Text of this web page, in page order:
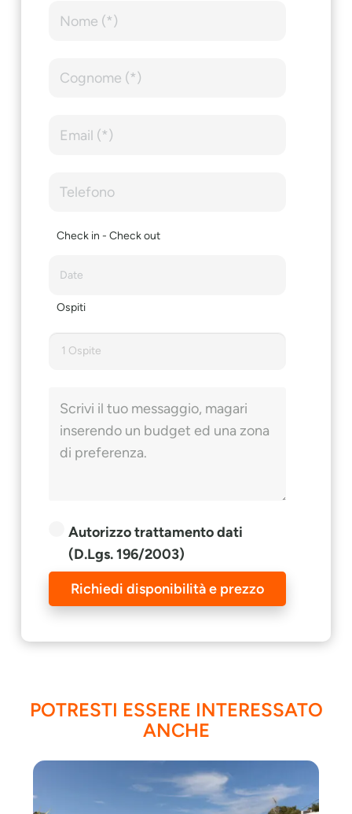
Check in - Check out
Ospiti
1 Ospite
Autorizzo trattamento dati
(D.Lgs. 196/2003)
Richiedi disponibilità e prezzo
POTRESTI ESSERE INTERESSATO
ANCHE